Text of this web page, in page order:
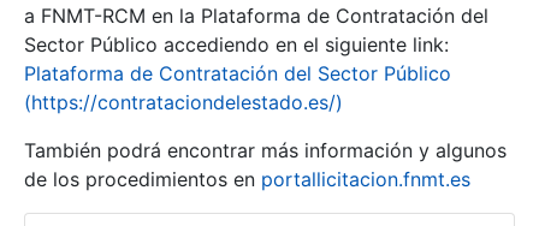
a FNMT-RCM en la Plataforma de Contratación del
Sector Público accediendo en el siguiente link:
Plataforma de Contratación del Sector Público
(https://contrataciondelestado.es/)
También podrá encontrar más información y algunos
de los procedimientos en portallicitacion.fnmt.es